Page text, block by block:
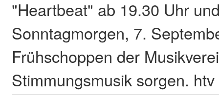
"Heartbeat" ab 19.30 Uhr
Sonntagmorgen, 7.
Frühschoppen der
Stimmungsmusik sorgen. htv